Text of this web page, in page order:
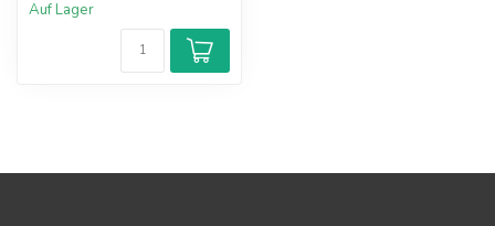
Auf Lager